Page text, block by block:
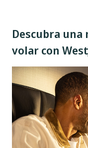
Descubra una
volar con